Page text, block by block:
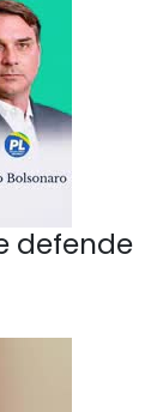
defende